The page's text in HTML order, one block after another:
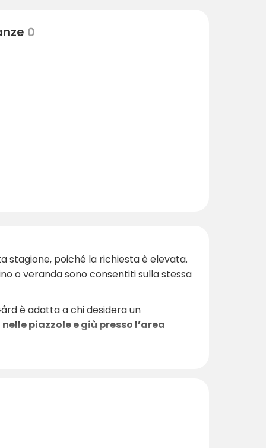
0
stagione, poiché la richiesta è elevata.
o veranda sono consentiti sulla stessa
è adatta a chi desidera un
piazzole e giù presso l’area
di qualche giorno di relax sul lago,